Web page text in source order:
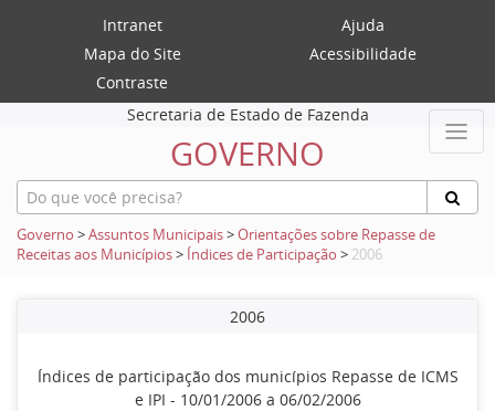
Intranet
Ajuda
Mapa do Site
Acessibilidade
Contraste
Secretaria de Estado de Fazenda
GOVERNO
Governo >Assuntos Municipais>Orientações sobre Repasse de
Receitas aos Municípios> Índices de Participação > 2006
2006
Índices de participação dos municípios Repasse de ICMS
e IPI - 10/01/2006 a 06/02/2006